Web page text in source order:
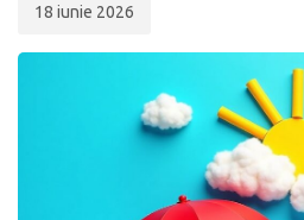
18 iunie 2026